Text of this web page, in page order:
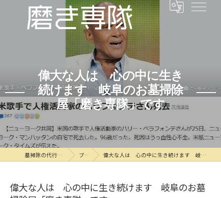
偉大な人は 心の中に生き
続けます 岐阜のお墓掃除
屋「磨き専隊」です
墓掃除の代行なら磨き専隊 ブログ 偉大な人は 心の中に生き続けます 岐阜のお墓掃除屋「磨き専隊」です
偉大な人は 心の中に生き続けます 岐阜のお墓